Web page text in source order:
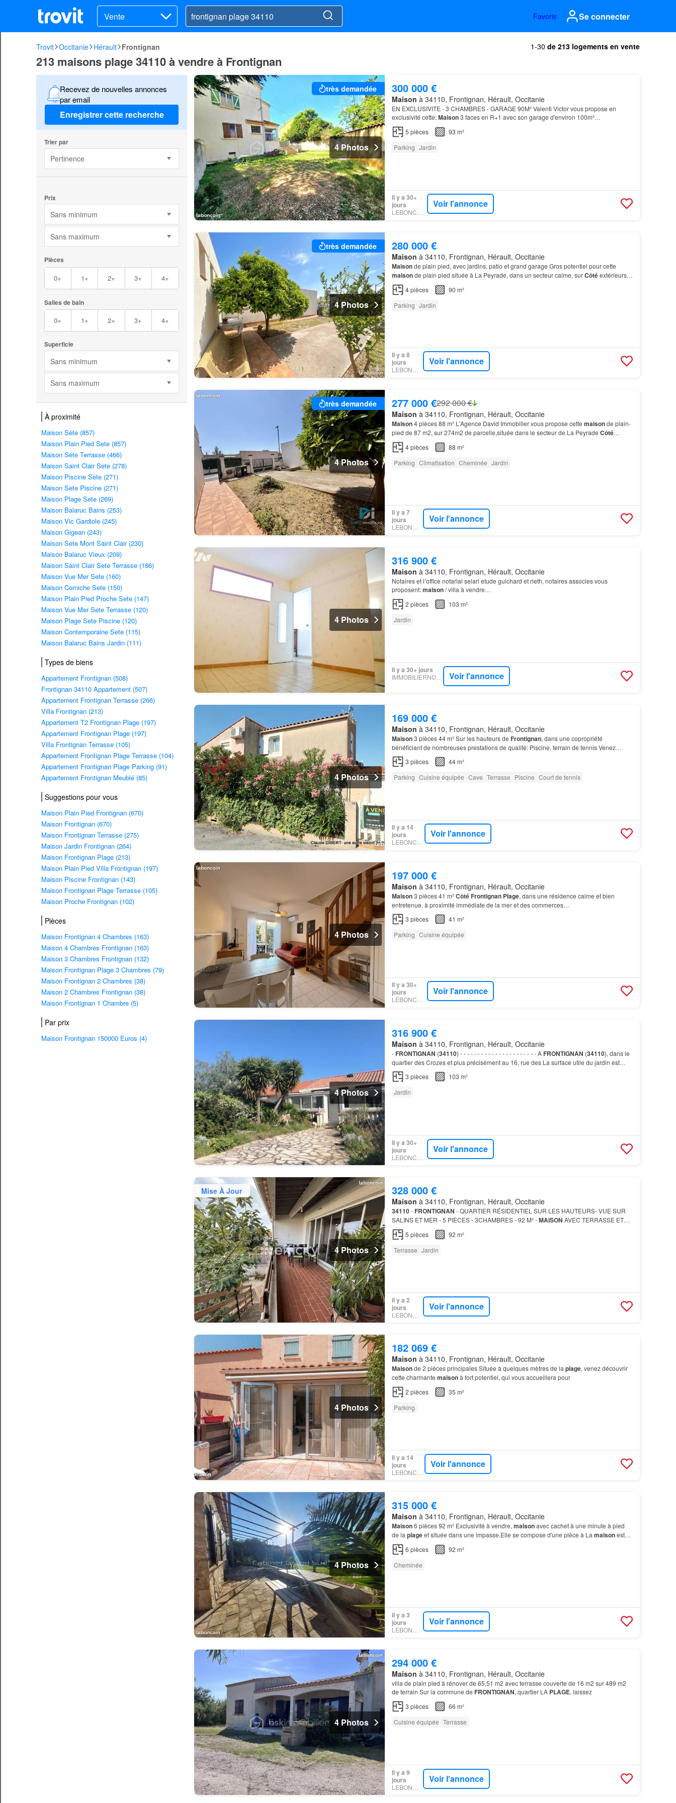
Vente Favoris Se connecter
Trovit Occitanie Hérault Frontignan 1-30 de 213 logements en vente
213 maisons plage 34110 à vendre à Frontignan
Recevez de nouvelles annonces
par email
Enregistrer cette recherche
Trier par
Pertinence
Prix
Sans minimum
Sans maximum
Pièces
0+ 1+ 2+ 3+ 4+
Salles de bain
0+ 1+ 2+ 3+ 4+
Superficie
Sans minimum
Sans maximum
À proximité
Maison Sète (857)
Maison Plain Pied Sete (857)
Maison Sete Terrasse (466)
Maison Saint Clair Sete (278)
Maison Piscine Sète (271)
Maison Sete Piscine (271)
Maison Plage Sete (269)
Maison Balaruc Bains (253)
Maison Vic Gardiole (245)
Maison Gigean (243)
Maison Sete Mont Saint Clair (230)
Maison Balaruc Vieux (209)
Maison Saint Clair Sete Terrasse (186)
Maison Vue Mer Sete (160)
Maison Corniche Sete (150)
Maison Plain Pied Proche Sete (147)
Maison Vue Mer Sete Terrasse (120)
Maison Plage Sete Piscine (120)
Maison Contemporaine Sete (115)
Maison Balaruc Bains Jardin (111)
Types de biens
Appartement Frontignan (508)
Frontignan 34110 Appartement (507)
Appartement Frontignan Terrasse (266)
Villa Frontignan (213)
Appartement T2 Frontignan Plage (197)
Appartement Frontignan Plage (197)
Villa Frontignan Terrasse (105)
Appartement Frontignan Plage Terrasse (104)
Appartement Frontignan Plage Parking (91)
Appartement Frontignan Meublé (85)
Suggestions pour vous
Maison Plain Pied Frontignan (670)
Maison Frontignan (670)
Maison Frontignan Terrasse (275)
Maison Jardin Frontignan (264)
Maison Frontignan Plage (213)
Maison Plain Pied Villa Frontignan (197)
Maison Piscine Frontignan (143)
Maison Frontignan Plage Terrasse (105)
Maison Proche Frontignan (102)
Pièces
Maison Frontignan 4 Chambres (163)
Maison 4 Chambres Frontignan (163)
Maison 3 Chambres Frontignan (132)
Maison Frontignan Plage 3 Chambres (79)
Maison Frontignan 2 Chambres (38)
Maison 2 Chambres Frontignan (38)
Maison Frontignan 1 Chambre (5)
Par prix
Maison Frontignan 150000 Euros (4)
très demandée
4 Photos
300 000 €
Maison à 34110, Frontignan, Hérault, Occitanie
EN EXCLUSIVITE - 3 CHAMBRES - GARAGE 90M² Valenti Victor vous propose en
exclusivité cette:Maison3 faces en R+1 avec son garage d'environ 100m²…
5 pièces
93 m²
Parking Jardin
Il y a 30+
jours
LEBONCOIN
Voir l'annonce
très demandée
4 Photos
280 000 €
Maison à 34110, Frontignan, Hérault, Occitanie
Maisonde plain pied, avec jardins, patio et grand garage Gros potentiel pour cette
maisonde plain pied située à La Peyrade, dans un secteur calme, surCôtéextérieurs:
vous disposerez de deux beaux espaces de jardin et d'un…
4pièces
90 m²
Parking Jardin
Il y a 8
jours
LEBONCOIN
Voir l'annonce
très demandée
4 Photos
277 000 €292 000 €
Maison à 34110, Frontignan, Hérault, Occitanie
Maison4 pièces 88 m² L'Agence David Immobilier vous propose cette maisonde plain-
pied de 87 m2, sur 274m2 de parcelle,située dans le secteur de La Peyrade Côté
extérieurs, l'habitation dispose d'un beau jardin privatif d'un…
4pièces
88 m²
Parking Climatisation Cheminée Jardin
Il y a 7
jours
LEBONCOIN
Voir l'annonce
4 Photos
316 900 €
Maison à 34110, Frontignan, Hérault, Occitanie
Notaires et l’office notarial selarl etude guichard et rieth, notaires associes vous
proposent:maison/ villa à vendre…
2 pièces
103 m²
Jardin
Il y a 30+ jours
IMMOBILIERNOTAIRES Voir l'annonce
4 Photos
169 000 €
Maison à 34110, Frontignan, Hérault, Occitanie
Maison3 pièces 44 m² Sur les hauteurs de Frontignan, dans une copropriété
bénéficiant de nombreuses prestations de qualité: Piscine, terrain de tennis Venez
découvrir cette
maison
3 pièces
44 m²
Parking Cuisine équipée Cave Terrasse Piscine Court de tennis
Il y a 14
jours
LEBONCOIN
Voir l'annonce
4 Photos
197 000 €
Maison à 34110, Frontignan, Hérault, Occitanie
Maison3 pièces 41 m²Côté Frontignan Plage, dans une résidence calme et bien
entretenue, à proximité immédiate de la mer et des commerces…
3 pièces
41 m²
Parking Cuisine équipée
Il y a 30+
jours
LEBONCOIN
Voir l'annonce
4 Photos
316 900 €
Maison à 34110, Frontignan, Hérault, Occitanie
- FRONTIGNAN (34110) - - - - - - - - - - - - - - - - - - - - - - A FRONTIGNAN (34110), dans le
quartier des Crozes et plus précisément au 16, rue des La surface utile du jardin est
d'environ 153 m²côté
3 pièces
103 m²
Jardin
Il y a 30+
jours
Voir l'annonce
Mise À Jour
4 Photos
328 000 €
Maison à 34110, Frontignan, Hérault, Occitanie
34110- FRONTIGNAN - QUARTIER RÉSIDENTIEL SUR LES HAUTEURS- VUE SUR
SALINS ET MER - 5 PIÈCES - 3CHAMBRES - 92 M² -MAISON AVEC TERRASSE ET
JARDIN - 328
Côténuit, vous découvrirez…
5 pièces
92 m²
Terrasse Jardin
Il y a 2
jours
Voir l'annonce
4 Photos
182 069 €
Maison à 34110, Frontignan, Hérault, Occitanie
Maisonde 2 pièces principales Située à quelques mètres de la plage, venez découvrir
cette charmante maisonà fort potentiel, qui vous accueillera pour
2 pièces
35 m²
Parking
Il y a 14
jours
Voir l'annonce
4 Photos
315 000 €
Maison à 34110, Frontignan, Hérault, Occitanie
Maison6 pièces 92 m² Exclusivité à vendre, maisonavec cachet à une minute à pied
de la plageet située dans une impasse.Elle se compose d'une pièce à La maisonest
implantée sur une parcelle de 515m2…
6 pièces
92 m²
Cheminée
Il y a 3
jours
Voir l'annonce
4 Photos
294 000 €
Maison à 34110, Frontignan, Hérault, Occitanie
villa de plain pied à rénover de 65,51 m2 avec terrasse couverte de 16 m2 sur 489 m2
de terrain Sur la commune de FRONTIGNAN, quartier LA PLAGE, laissez
3 pièces
66 m²
Cuisine équipée Terrasse
Il y a 9
jours
Voir l'annonce